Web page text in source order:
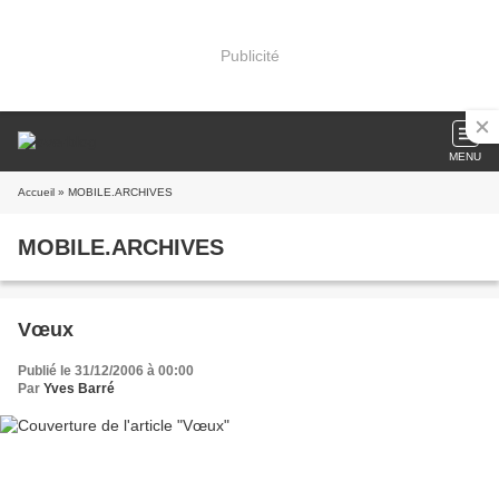
Publicité
MENU
Accueil » MOBILE.ARCHIVES
MOBILE.ARCHIVES
Vœux
Publié le 31/12/2006 à 00:00
Par Yves Barré